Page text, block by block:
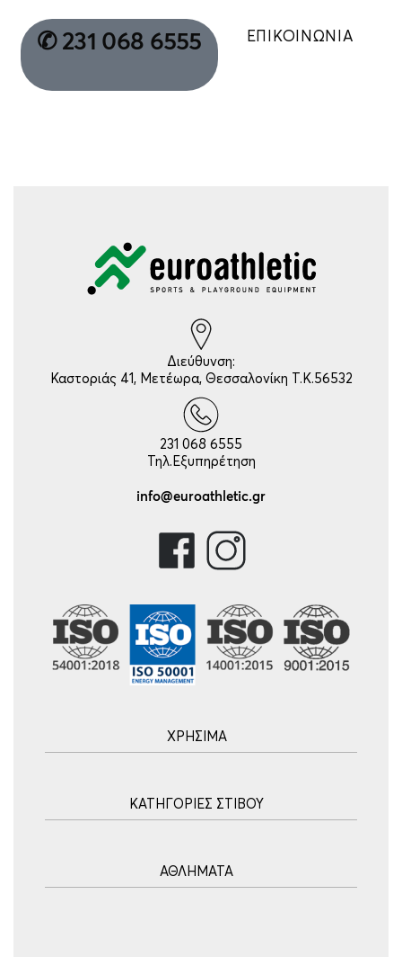
✆ 231 068 6555 ΕΠΙΚΟΙΝΩΝΙΑ
Διεύθυνση:
Καστοριάς 41, Μετέωρα, Θεσσαλονίκη Τ.Κ.56532
231 068 6555
Τηλ.Εξυπηρέτηση
info@euroathletic.gr
ΧΡΗΣΙΜΑ
Blog
Τρόποι Πληρωμής
ΚΑΤΗΓΟΡΙΕΣ ΣΤΙΒΟΥ
Σφυροβολία
ΑΘΛΗΜΑΤΑ